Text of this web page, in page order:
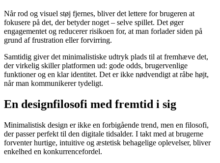
Når rod og visuel støj fjernes, bliver det lettere for brugeren at
fokusere på det, der betyder noget – selve spillet. Det øger
engagementet og reducerer risikoen for, at man forlader siden på
grund af frustration eller forvirring.
Samtidig giver det minimalistiske udtryk plads til at fremhæve det,
der virkelig skiller platformen ud: gode odds, brugervenlige
funktioner og en klar identitet. Det er ikke nødvendigt at råbe højt,
når man kommunikerer tydeligt.
En designfilosofi med fremtid i sig
Minimalistisk design er ikke en forbigående trend, men en filosofi,
der passer perfekt til den digitale tidsalder. I takt med at brugerne
forventer hurtige, intuitive og æstetisk behagelige oplevelser, bliver
enkelhed en konkurrencefordel.